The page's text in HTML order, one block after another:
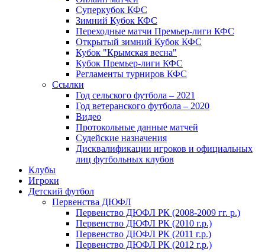
Суперкубок КФС
Зимний Кубок КФС
Переходные матчи Премьер-лиги КФС
Открытый зимний Кубок КФС
Кубок "Крымская весна"
Кубок Премьер-лиги КФС
Регламенты турниров КФС
Ссылки
Год сельского футбола – 2021
Год ветеранского футбола – 2020
Видео
Протокольные данные матчей
Судейские назначения
Дисквалификации игроков и официальных
лиц футбольных клубов
Клубы
Игроки
Детский футбол
Первенства ДЮФЛ
Первенство ДЮФЛ РК (2008-2009 гг. р.)
Первенство ДЮФЛ РК (2010 г.р.)
Первенство ДЮФЛ РК (2011 г.р.)
Первенство ДЮФЛ РК (2012 г.р.)